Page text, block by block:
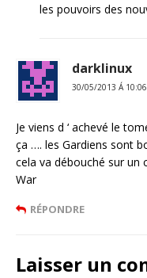
les pouvoirs des
darklinux
30/05/2013 Á 10:06
Je viens d ‘ achevé le
ça …. les Gardiens sont
cela va débouché sur un
War
RÉPONDRE
Laisser un